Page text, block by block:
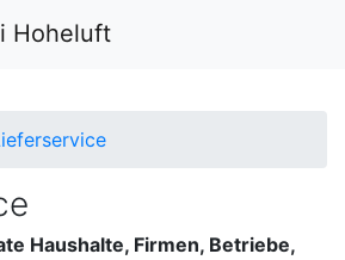
Hoheluft
Haushalte, Firmen, Betriebe,